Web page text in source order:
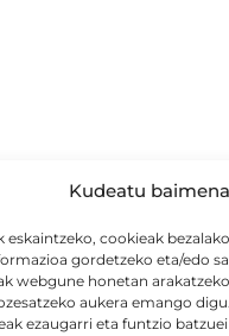
Kudeatu baimena
eskaintzeko, cookieak
gordetzeko eta/edo
webgune honetan
aukera emango
ezaugarri eta funtzio